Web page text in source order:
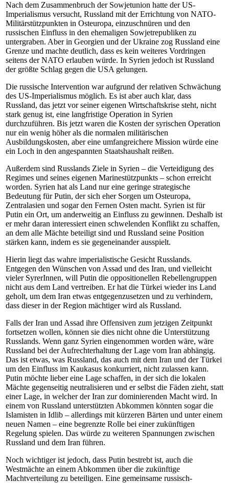
Nach dem Zusammenbruch der Sowjetunion hatte der US-
Imperialismus versucht, Russland mit der Errichtung von NATO-
Militärstützpunkten in Osteuropa, einzuschnüren und den
russischen Einfluss in den ehemaligen Sowjetrepubliken zu
untergraben. Aber in Georgien und der Ukraine zog Russland eine
Grenze und machte deutlich, dass es kein weiteres Vordringen
seitens der NATO erlauben würde. In Syrien jedoch ist Russland
der größte Schlag gegen die USA gelungen.
Die russische Intervention war aufgrund der relativen Schwächung
des US-Imperialismus möglich. Es ist aber auch klar, dass
Russland, das jetzt vor seiner eigenen Wirtschaftskrise steht, nicht
stark genug ist, eine langfristige Operation in Syrien
durchzuführen. Bis jetzt waren die Kosten der syrischen Operation
nur ein wenig höher als die normalen militärischen
Ausbildungskosten, aber eine umfangreichere Mission würde eine
ein Loch in den angespannten Staatshaushalt reißen.
Außerdem sind Russlands Ziele in Syrien – die Verteidigung des
Regimes und seines eigenen Marinestützpunkts – schon erreicht
worden. Syrien hat als Land nur eine geringe strategische
Bedeutung für Putin, der sich eher Sorgen um Osteuropa,
Zentralasien und sogar den Fernen Osten macht. Syrien ist für
Putin ein Ort, um anderweitig an Einfluss zu gewinnen. Deshalb ist
er mehr daran interessiert einen schwelenden Konflikt zu schaffen,
an dem alle Mächte beteiligt sind und Russland seine Position
stärken kann, indem es sie gegeneinander ausspielt.
Hierin liegt das wahre imperialistische Gesicht Russlands.
Entgegen den Wünschen von Assad und des Iran, und vielleicht
vieler SyrerInnen, will Putin die oppositionellen Rebellengruppen
nicht aus dem Land vertreiben. Er hat die Türkei wieder ins Land
geholt, um dem Iran etwas entgegenzusetzen und zu verhindern,
dass dieser in der Region mächtiger wird als Russland.
Falls der Iran und Assad ihre Offensiven zum jetzigen Zeitpunkt
fortsetzen wollen, können sie dies nicht ohne die Unterstützung
Russlands. Wenn ganz Syrien eingenommen worden wäre, wäre
Russland bei der Aufrechterhaltung der Lage vom Iran abhängig.
Das ist etwas, was Russland, das auch mit dem Iran und der Türkei
um den Einfluss im Kaukasus konkurriert, nicht zulassen kann.
Putin möchte lieber eine Lage schaffen, in der sich die lokalen
Mächte gegenseitig neutralisieren und er selbst die Fäden zieht, statt
einer Lage, in welcher der Iran zur dominierenden Macht wird. In
einem von Russland unterstützten Abkommen könnten sogar die
Islamisten in Idlib – allerdings mit kürzeren Bärten und unter einem
neuen Namen – eine begrenzte Rolle bei einer zukünftigen
Regelung spielen. Das würde zu weiteren Spannungen zwischen
Russland und dem Iran führen.
Noch wichtiger ist jedoch, dass Putin bestrebt ist, auch die
Westmächte an einem Abkommen über die zukünftige
Machtverteilung zu beteiligen. Eine gemeinsame russisch-